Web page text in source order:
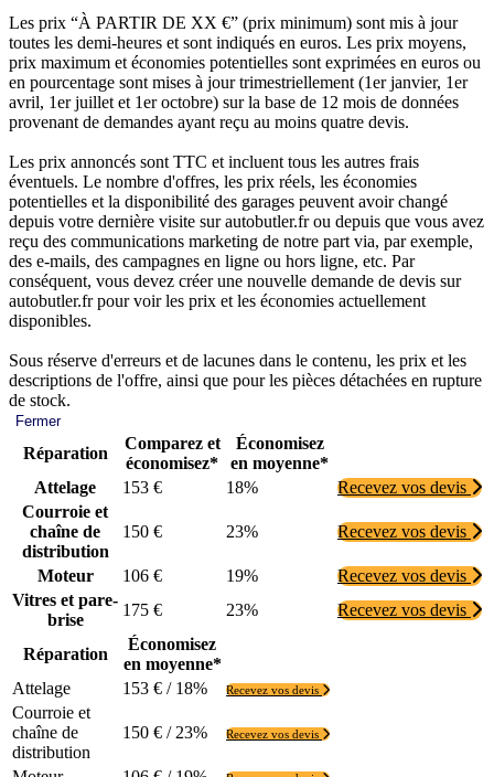
Les prix “À PARTIR DE XX €” (prix minimum) sont mis à jour
toutes les demi-heures et sont indiqués en euros. Les prix moyens,
prix maximum et économies potentielles sont exprimées en euros ou
en pourcentage sont mises à jour trimestriellement (1er janvier, 1er
avril, 1er juillet et 1er octobre) sur la base de 12 mois de données
provenant de demandes ayant reçu au moins quatre devis.
Les prix annoncés sont TTC et incluent tous les autres frais
éventuels. Le nombre d'offres, les prix réels, les économies
potentielles et la disponibilité des garages peuvent avoir changé
depuis votre dernière visite sur autobutler.fr ou depuis que vous avez
reçu des communications marketing de notre part via, par exemple,
des e-mails, des campagnes en ligne ou hors ligne, etc. Par
conséquent, vous devez créer une nouvelle demande de devis sur
autobutler.fr pour voir les prix et les économies actuellement
disponibles.
Sous réserve d'erreurs et de lacunes dans le contenu, les prix et les
descriptions de l'offre, ainsi que pour les pièces détachées en rupture
de stock.
Fermer
Réparation
Comparez et
économisez*
Économisez
en moyenne*
Attelage
153 € 18%
Recevez vos devis
Courroie et
chaîne de
distribution
150 € 23% Recevez vos devis
Moteur 106 € 19%
Recevez vos devis
Vitres et pare-
brise
175 € 23% Recevez vos devis
Réparation
Économisez
en moyenne*
Attelage
153 € / 18% Recevez vos devis
Courroie et
chaîne de
distribution
150 € / 23% Recevez vos devis